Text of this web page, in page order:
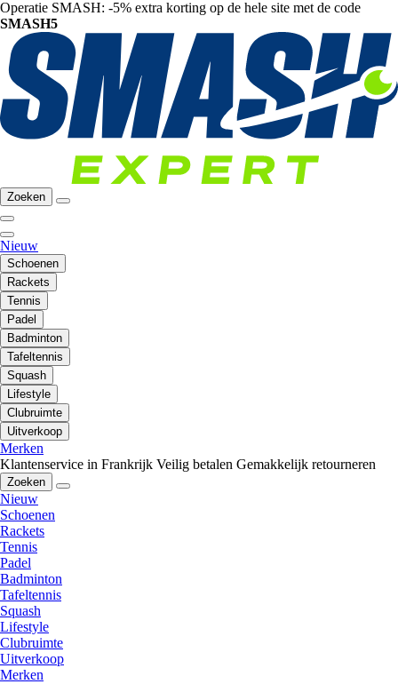
Operatie SMASH: -5% extra korting op de hele site met de code
SMASH5
Zoeken
Nieuw
Schoenen
Rackets
Tennis
Padel
Badminton
Tafeltennis
Squash
Lifestyle
Clubruimte
Uitverkoop
Merken
Klantenservice in Frankrijk Veilig betalen Gemakkelijk retourneren
Zoeken
Nieuw
Schoenen
Rackets
Tennis
Padel
Badminton
Tafeltennis
Squash
Lifestyle
Clubruimte
Uitverkoop
Merken